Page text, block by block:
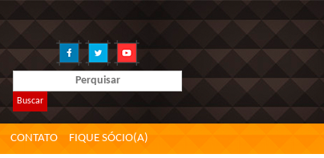
Buscar
CONTATO FIQUE SÓCIO(A)